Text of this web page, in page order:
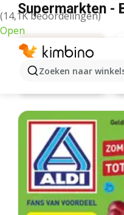
(14,1K beoordelingen)
Open
Zoeken naar
Supermarkten -